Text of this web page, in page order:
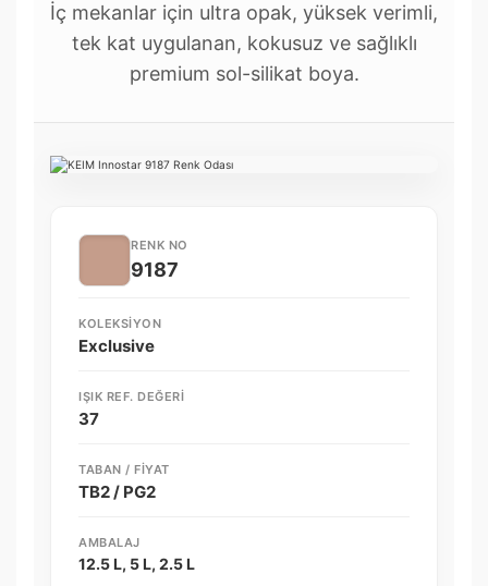
İç mekanlar için ultra opak, yüksek verimli,
tek kat uygulanan, kokusuz ve sağlıklı
premium sol-silikat boya.
RENK NO
9187
KOLEKSIYON
Exclusive
IŞIK REF. DEĞERI
37
TABAN / FIYAT
TB2 / PG2
AMBALAJ
12.5 L, 5 L, 2.5 L